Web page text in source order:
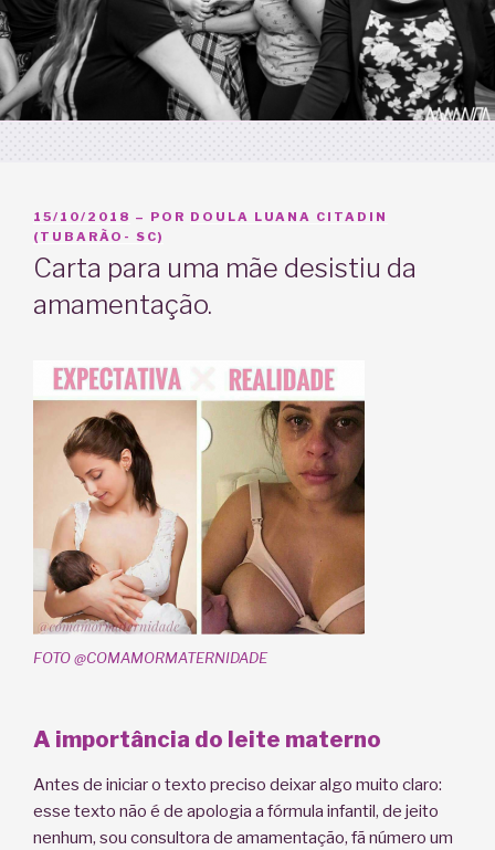
PUBLICADO
EM
15/10/2018 – POR DOULA LUANA CITADIN
(TUBARÃO- SC)
Carta para uma mãe desistiu da
amamentação.
FOTO @COMAMORMATERNIDADE
A importância do leite materno
Antes de iniciar o texto preciso deixar algo muito claro:
esse texto não é de apologia a fórmula infantil, de jeito
nenhum, sou consultora de amamentação, fã número um